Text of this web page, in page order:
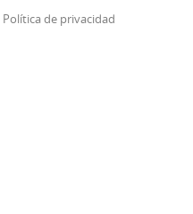
Política de privacidad